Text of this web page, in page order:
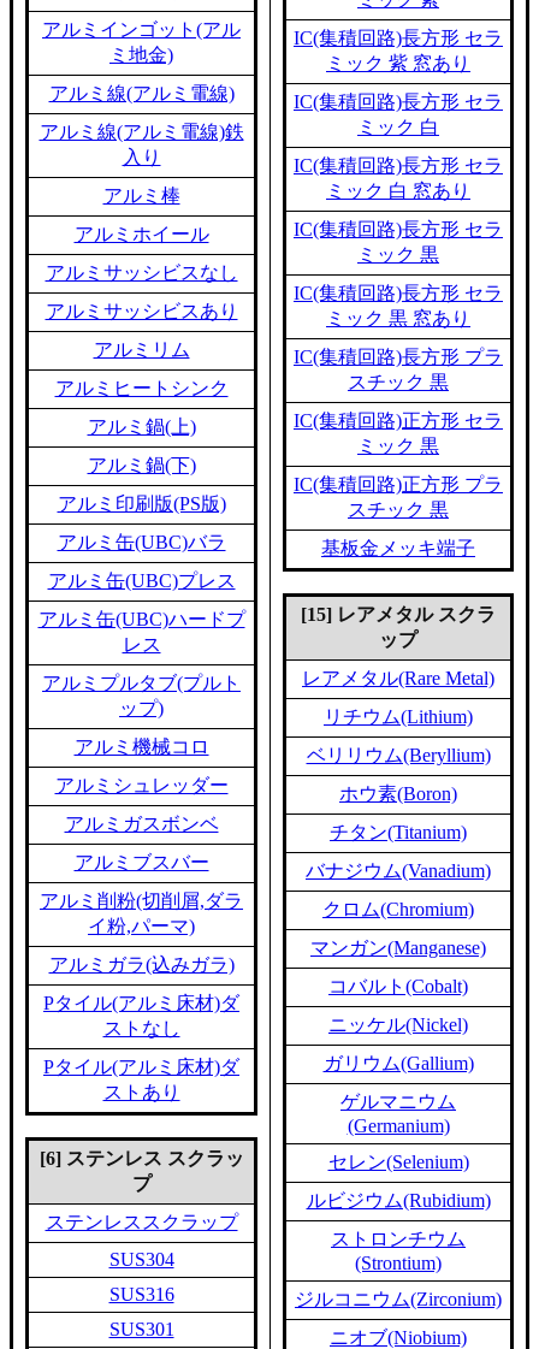
アルミインゴット(アル
ミ地金)
アルミ線(アルミ電線)
アルミ線(アルミ電線)鉄
入り
アルミ棒
アルミホイール
アルミサッシビスなし
アルミサッシビスあり
アルミリム
アルミヒートシンク
アルミ鍋(上)
アルミ鍋(下)
アルミ印刷版(PS版)
アルミ缶(UBC)バラ
アルミ缶(UBC)プレス
アルミ缶(UBC)ハードプ
レス
アルミプルタブ(プルト
ップ)
アルミ機械コロ
アルミシュレッダー
アルミガスボンベ
アルミブスバー
アルミ削粉(切削屑,ダラ
イ粉,パーマ)
アルミガラ(込みガラ)
Pタイル(アルミ床材)ダ
ストなし
Pタイル(アルミ床材)ダ
ストあり
[6] ステンレス スクラッ
プ
ステンレススクラップ
SUS304
SUS316
SUS301
IC(集積回路)長方形 セラ
ミック 紫 窓あり
IC(集積回路)長方形 セラ
ミック 白
IC(集積回路)長方形 セラ
ミック 白 窓あり
IC(集積回路)長方形 セラ
ミック 黒
IC(集積回路)長方形 セラ
ミック 黒 窓あり
IC(集積回路)長方形 プラ
スチック 黒
IC(集積回路)正方形 セラ
ミック 黒
IC(集積回路)正方形 プラ
スチック 黒
基板金メッキ端子
[15] レアメタル スクラ
ップ
レアメタル(Rare Metal)
リチウム(Lithium)
ベリリウム(Beryllium)
ホウ素(Boron)
チタン(Titanium)
バナジウム(Vanadium)
クロム(Chromium)
マンガン(Manganese)
コバルト(Cobalt)
ニッケル(Nickel)
ガリウム(Gallium)
ゲルマニウム
(Germanium)
セレン(Selenium)
ルビジウム(Rubidium)
ストロンチウム
(Strontium)
ジルコニウム(Zirconium)
ニオブ(Niobium)